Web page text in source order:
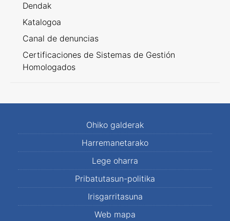
Dendak
Katalogoa
Canal de denuncias
Certificaciones de Sistemas de Gestión
Homologados
Ohiko galderak
Harremanetarako
Lege oharra
Pribatutasun-politika
Irisgarritasuna
Web mapa